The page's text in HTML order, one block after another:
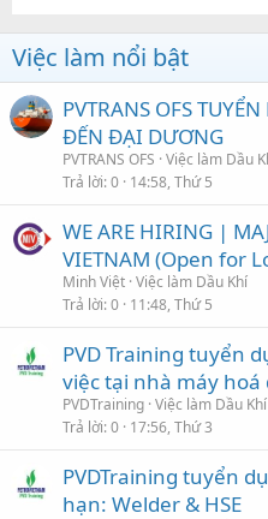
Việc làm nổi bật
PVTRANS OFS
ĐẾN ĐẠI DƯƠNG
PVTRANS OFS Việc làm Dầu
Trả lời 0 14:58, Thứ 5
WE ARE HIRING |
VIETNAM (Open for
Minh Việt Việc làm Dầu Khí
Trả lời 0 11:48, Thứ 5
PVD Training tuyển
việc tại nhà máy hoá
PVDTraining Việc làm Dầu Khí
Trả lời 0 17:56, Thứ 3
PVDTraining tuyển
hạn: Welder & HSE